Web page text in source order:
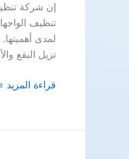
إن شركة
تنظيف
لمدى
تزيل البقع
شركة
بجازان
قراءة المزيد